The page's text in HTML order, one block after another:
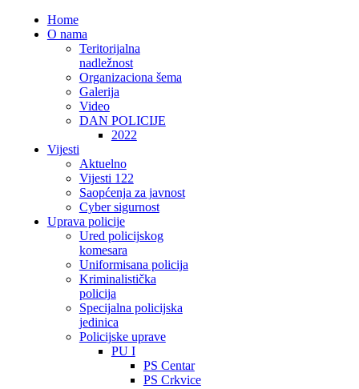
Home
O nama
Teritorijalna
nadležnost
Organizaciona šema
Galerija
Video
DAN POLICIJE
2022
Vijesti
Aktuelno
Vijesti 122
Saopćenja za javnost
Cyber sigurnost
Uprava policije
Ured policijskog
komesara
Uniformisana policija
Kriminalistička
policija
Specijalna policijska
jedinica
Policijske uprave
PU I
PS Centar
PS Crkvice